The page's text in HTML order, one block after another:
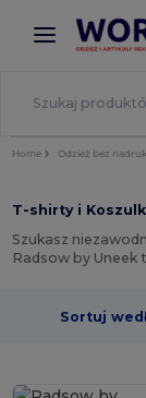
× Lepsze
Home Odzież bez
T-shirty i
Szukasz
Radsow by Uneek
Sortuj